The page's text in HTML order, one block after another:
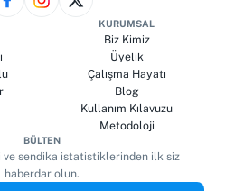
KURUMSAL
Biz Kimiz
Üyelik
Çalışma Hayatı
Blog
Kullanım Kılavuzu
Metodoloji
BÜLTEN
ve sendika istatistiklerinden ilk siz
haberdar olun.